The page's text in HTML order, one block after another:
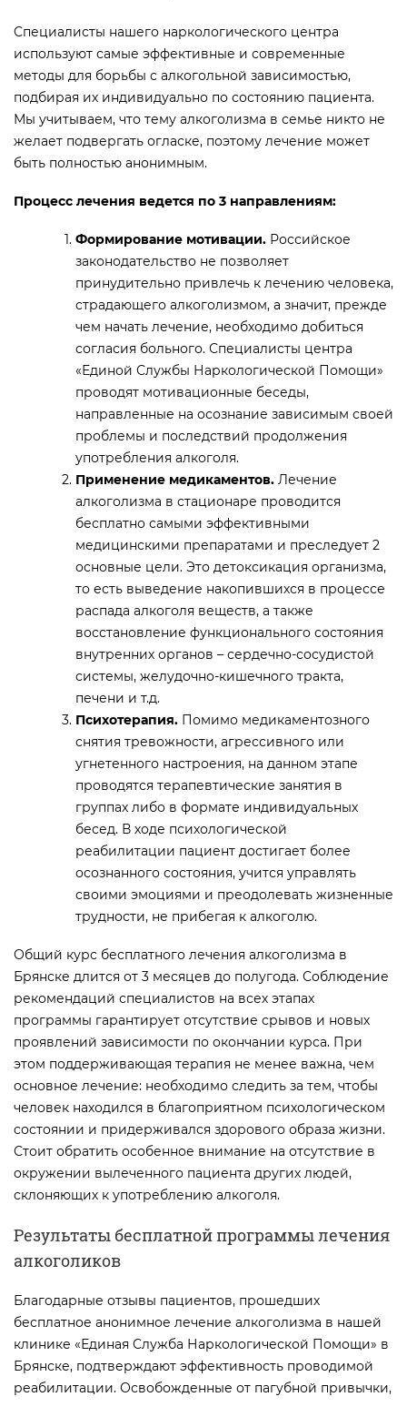
Специалисты нашего наркологического центра
используют самые эффективные и современные
методы для борьбы с алкогольной зависимостью,
подбирая их индивидуально по состоянию пациента.
Мы учитываем, что тему алкоголизма в семье никто не
желает подвергать огласке, поэтому лечение может
быть полностью анонимным.
Процесс лечения ведется по 3 направлениям:
Формирование мотивации. Российское
законодательство не позволяет
принудительно привлечь к лечению человека,
страдающего алкоголизмом, а значит, прежде
чем начать лечение, необходимо добиться
согласия больного. Специалисты центра
«Единой Службы Наркологической Помощи»
проводят мотивационные беседы,
направленные на осознание зависимым своей
проблемы и последствий продолжения
употребления алкоголя.
Применение медикаментов. Лечение
алкоголизма в стационаре проводится
бесплатно самыми эффективными
медицинскими препаратами и преследует 2
основные цели. Это детоксикация организма,
то есть выведение накопившихся в процессе
распада алкоголя веществ, а также
восстановление функционального состояния
внутренних органов – сердечно-сосудистой
системы, желудочно-кишечного тракта,
печени и т.д.
Психотерапия. Помимо медикаментозного
снятия тревожности, агрессивного или
угнетенного настроения, на данном этапе
проводятся терапевтические занятия в
группах либо в формате индивидуальных
бесед. В ходе психологической
реабилитации пациент достигает более
осознанного состояния, учится управлять
своими эмоциями и преодолевать жизненные
трудности, не прибегая к алкоголю.
Общий курс бесплатного лечения алкоголизма в
Брянске длится от 3 месяцев до полугода. Соблюдение
рекомендаций специалистов на всех этапах
программы гарантирует отсутствие срывов и новых
проявлений зависимости по окончании курса. При
этом поддерживающая терапия не менее важна, чем
основное лечение: необходимо следить за тем, чтобы
человек находился в благоприятном психологическом
состоянии и придерживался здорового образа жизни.
Стоит обратить особенное внимание на отсутствие в
окружении вылеченного пациента других людей,
склоняющих к употреблению алкоголя.
Результаты бесплатной программы лечения
алкоголиков
Благодарные отзывы пациентов, прошедших
бесплатное анонимное лечение алкоголизма в нашей
клинике «Единая Служба Наркологической Помощи» в
Брянске, подтверждают эффективность проводимой
реабилитации. Освобожденные от пагубной привычки,